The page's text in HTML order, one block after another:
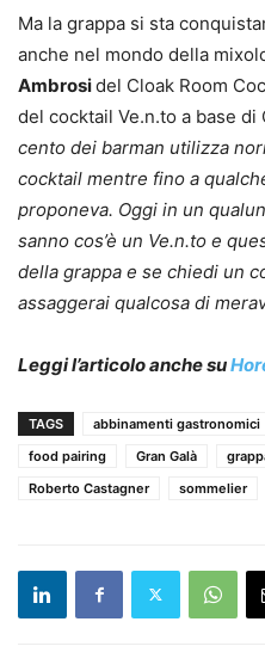
Ma la grappa si sta
anche nel mondo della
Ambrosidel Cloak Room
del cocktail Ve.n.to a base di
cento dei barman utilizza
cocktail mentre fino a
proponeva. Oggi in un
sanno cos’è un Ve.n.to e
della grappa e se chiedi un
assaggerai qualcosa di
Leggi l’articolo anche su
TAGS abbinamenti gastronomici
food pairing
Gran Galà
Roberto Castagner
sommelier